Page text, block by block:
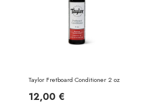
Taylor Fretboard Conditioner 2 oz
12,00 €